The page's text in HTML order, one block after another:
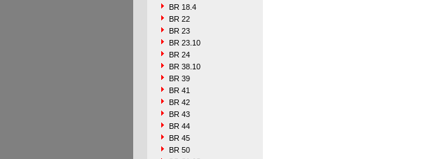
BR 18.4
BR 22
BR 23
BR 23.10
BR 24
BR 38.10
BR 39
BR 41
BR 42
BR 43
BR 44
BR 45
BR 50